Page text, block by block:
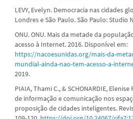
LEVY, Evelyn. Democracia nas cidades
Londres e São Paulo. São Paulo: Studio
ONU. ONU. Mais da metade da
acesso à Internet. 2016. Disponível em:
https://nacoesunidas.org/mais-da-
mundial-ainda-nao-tem-acesso-a-
2019.
PIAIA, Thami C., & SCHONARDIE,
de informação e comunicação nos
proposição de cidades inteligentes.